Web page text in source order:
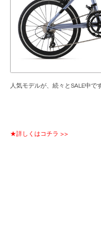
人気モデルが、続々とSALE中で
★詳しくはコチラ >>